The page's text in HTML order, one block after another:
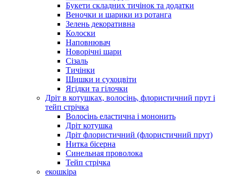
Букети складних тичінок та додатки
Веночки и шарики из ротанга
Зелень декоративна
Колоски
Наповнювач
Новорічні шари
Сізаль
Тичінки
Шишки и сухоцвіти
Ягідки та гілочки
Дріт в котушках, волосінь, флористичний прут і
тейп стрічка
Волосінь еластична і мононить
Дріт котушка
Дріт флористичний (флористичний прут)
Нитка бісерна
Синельная проволока
Тейп стрічка
екошкіра